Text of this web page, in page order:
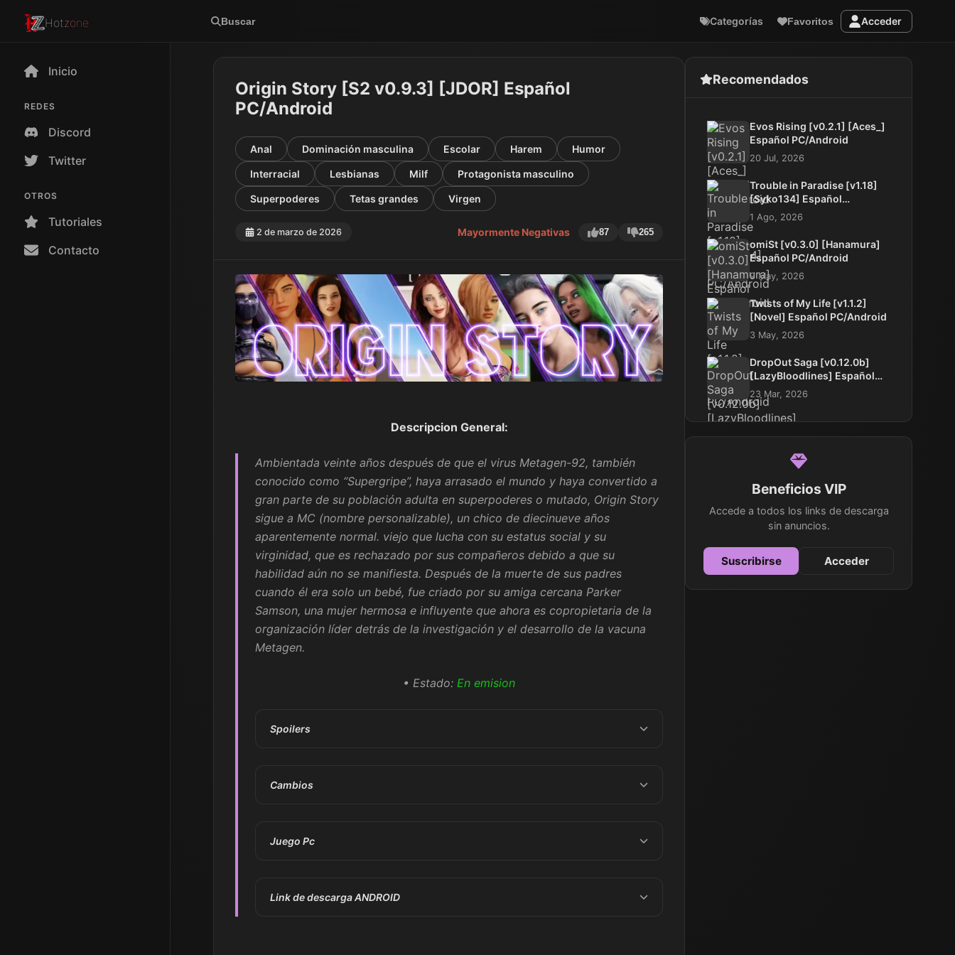
Hotzone Buscar Categorías Favoritos Acceder
Inicio
REDES
Discord
Twitter
OTROS
Tutoriales
Contacto
Origin Story [S2 v0.9.3] [JDOR] Español
PC/Android
Anal Dominación masculina Escolar Harem Humor
Interracial Lesbianas Milf Protagonista masculino
Superpoderes Tetas grandes Virgen
2 de marzo de 2026 Mayormente Negativas 87 265
Descripcion General:
Ambientada veinte años después de que el virus Metagen-92, también
conocido como “Supergripe”, haya arrasado el mundo y haya convertido a
gran parte de su población adulta en superpoderes o mutado, Origin Story
sigue a MC (nombre personalizable), un chico de diecinueve años
aparentemente normal. viejo que lucha con su estatus social y su
virginidad, que es rechazado por sus compañeros debido a que su
habilidad aún no se manifiesta. Después de la muerte de sus padres
cuando él era solo un bebé, fue criado por su amiga cercana Parker
Samson, una mujer hermosa e influyente que ahora es copropietaria de la
organización líder detrás de la investigación y el desarrollo de la vacuna
Metagen.
• Estado: En emision
Spoilers
Cambios
Juego Pc
Link de descarga ANDROID
Recomendados
Evos Rising [v0.2.1] [Aces_]
Español PC/Android
20 Jul, 2026
Trouble in Paradise [v1.18]
[Syko134] Español
PC/Android
1 Ago, 2026
omiSt [v0.3.0] [Hanamura]
Español PC/Android
9 May, 2026
Twists of My Life [v1.1.2]
[Novel] Español PC/Android
3 May, 2026
DropOut Saga [v0.12.0b]
[LazyBloodlines] Español
PC/Android
23 Mar, 2026
Beneficios VIP
Accede a todos los links de descarga
sin anuncios.
Suscribirse Acceder